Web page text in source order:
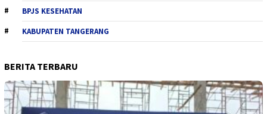
BPJS KESEHATAN
KABUPATEN TANGERANG
BERITA TERBARU